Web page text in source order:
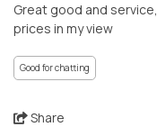
Great good and
prices in my view
Good for chatting
Share